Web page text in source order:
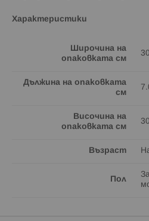
Характеристики
Широчина на
опаковката см
Дължина на опаковката
см
Височина на
опаковката см
Възраст
Пол